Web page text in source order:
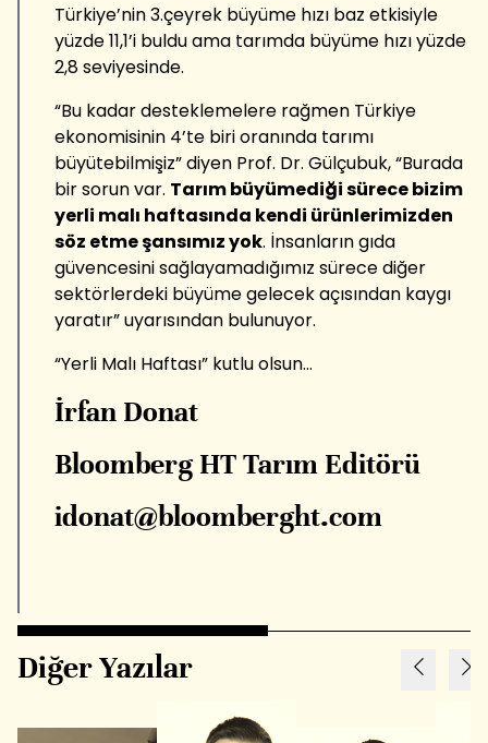
Türkiye’nin 3.çeyrek büyüme hızı baz etkisiyle
yüzde 11,1’i buldu ama tarımda büyüme hızı yüzde
2,8 seviyesinde.
“Bu kadar desteklemelere rağmen Türkiye
ekonomisinin 4’te biri oranında tarımı
büyütebilmişiz” diyen Prof. Dr. Gülçubuk, “Burada
bir sorun var. Tarım büyümediği sürece bizim
yerli malı haftasında kendi ürünlerimizden
söz etme şansımız yok. İnsanların gıda
güvencesini sağlayamadığımız sürece diğer
sektörlerdeki büyüme gelecek açısından kaygı
yaratır” uyarısından bulunuyor.
“Yerli Malı Haftası” kutlu olsun…
İrfan Donat
Bloomberg HT Tarım Editörü
idonat@bloomberght.com
Diğer Yazılar